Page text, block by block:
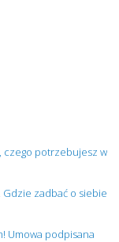
czego potrzebujesz w
Gdzie zadbać o siebie
Umowa podpisana